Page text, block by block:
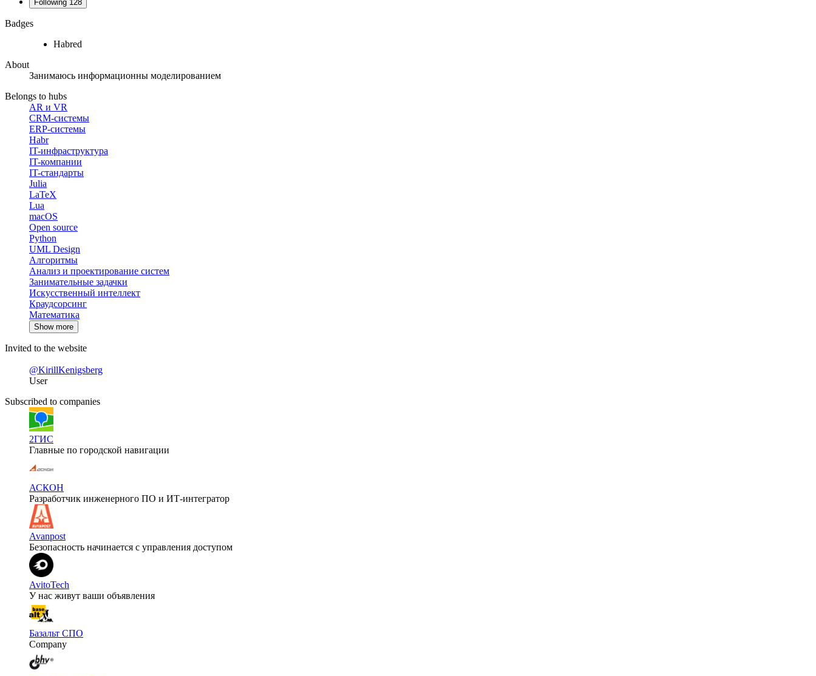
Following 128
Badges
Habred
About
Занимаюсь информационны моделированием
Belongs to hubs
AR и VR
CRM-системы
ERP-системы
Habr
IT-инфраструктура
IT-компании
IT-стандарты
Julia
LaTeX
Lua
macOS
Open source
Python
UML Design
Алгоритмы
Анализ и проектирование систем
Занимательные задачки
Искусственный интеллект
Краудсорсинг
Математика
Show more
Invited to the website
@KirillKenigsberg
User
Subscribed to companies
2ГИС
Главные по городской навигации
АСКОН
Разработчик инженерного ПО и ИТ-интегратор
Avanpost
Безопасность начинается с управления доступом
AvitoTech
У нас живут ваши объявления
Базальт СПО
Company